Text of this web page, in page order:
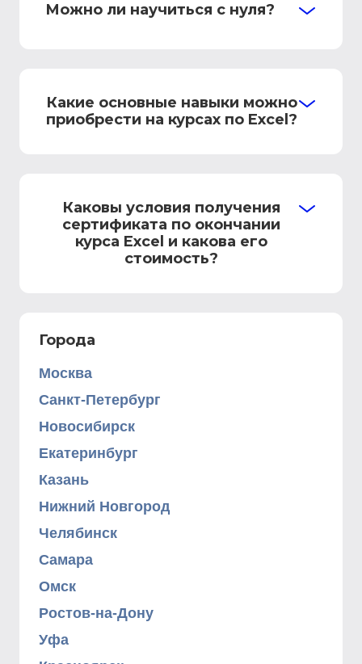
Можно ли научиться с нуля?
Какие основные навыки можно
приобрести на курсах по Excel?
Каковы условия получения
сертификата по окончании
курса Excel и какова его
стоимость?
Города
Москва
Санкт-Петербург
Новосибирск
Екатеринбург
Казань
Нижний Новгород
Челябинск
Самара
Омск
Ростов-на-Дону
Уфа